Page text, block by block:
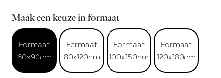
Maak een keuze in formaat
Formaat
60x90cm
Formaat
80x120cm
Formaat
100x150cm
Formaat
120x180cm